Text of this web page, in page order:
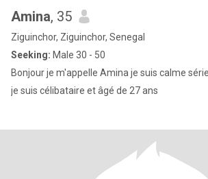
Amina, 35
Ziguinchor, Ziguinchor, Senegal
Seeking: Male 30 - 50
Bonjour je m'appelle Amina je suis calme
je suis célibataire et âgé de 27 ans